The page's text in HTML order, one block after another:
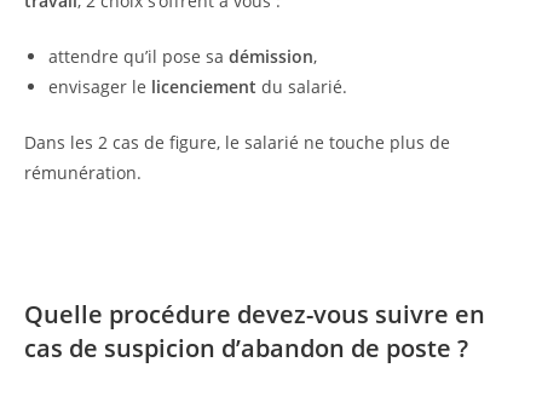
attendre qu’il pose sa démission,
envisager le licenciement du salarié.
Dans les 2 cas de figure, le salarié ne touche plus de
rémunération.
Quelle procédure devez-vous suivre en
cas de suspicion d’abandon de poste ?